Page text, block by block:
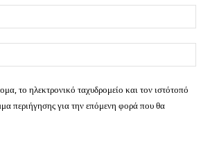
το ηλεκτρονικό ταχυδρομείο και τον ιστότοπό
περιήγησης για την επόμενη φορά που θα